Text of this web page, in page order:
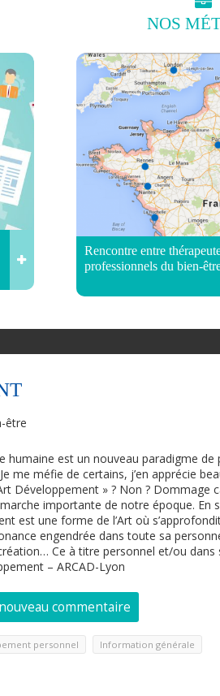
NOS
Rencontre entre
professionnels du bien-
être
humaine est un nouveau paradigme de
me méfie de certains, j’en apprécie
Développement » ? Non ? Dommage
importante de notre époque. En
est une forme de l’Art où
engendrée dans toute sa
Ce à titre personnel et/ou
– ARCAD-Lyon
commentaire
personnel Information générale